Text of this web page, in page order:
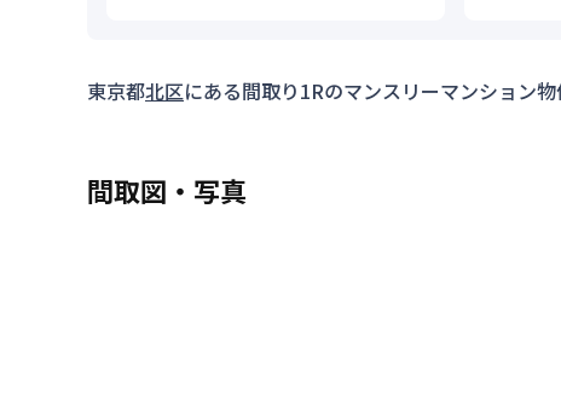
東京都北区にある間取り1Rのマンスリーマンション
間取図・写真